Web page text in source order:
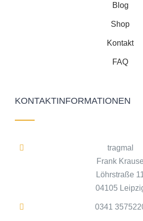
Blog
Shop
Kontakt
FAQ
KONTAKTINFORMATIONEN
tragmal
Frank Krause
Löhrstraße
04105
0341